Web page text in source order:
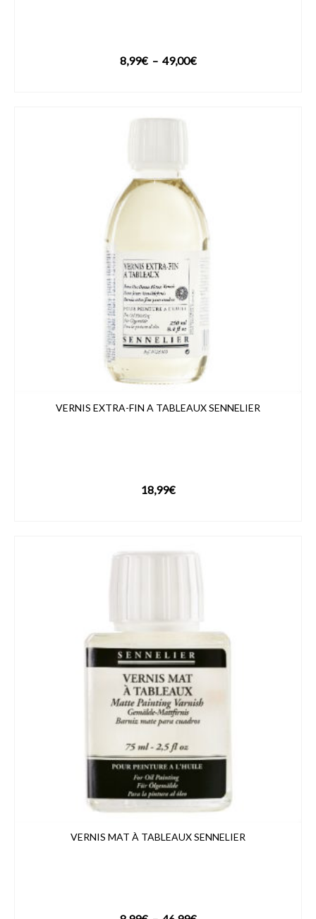
8,99€ – 49,00€Plage
VERNIS EXTRA-FIN A TABLEAUX SENNELIER
18,99€
VERNIS MAT À TABLEAUX SENNELIER